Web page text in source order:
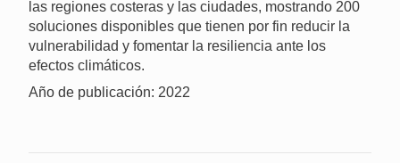
las regiones costeras y las ciudades, mostrando 200
soluciones disponibles que tienen por fin reducir la
vulnerabilidad y fomentar la resiliencia ante los
efectos climáticos.
Año de publicación: 2022